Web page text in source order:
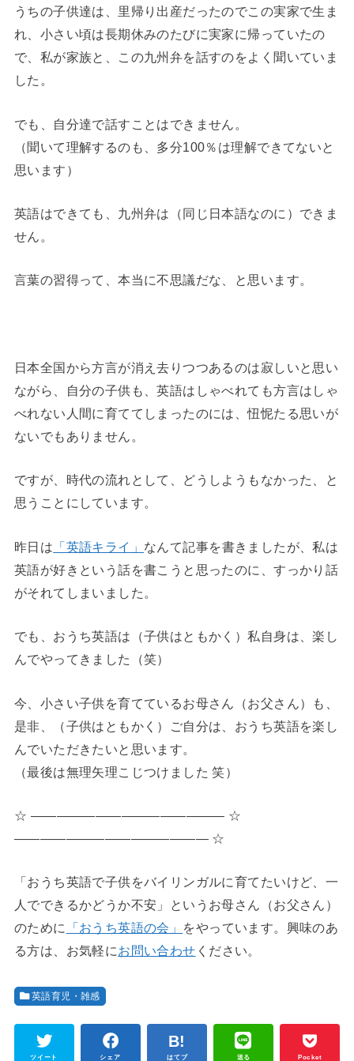
うちの子供達は、里帰り出産だったのでこの実家で生ま
れ、小さい頃は長期休みのたびに実家に帰っていたの
で、私が家族と、この九州弁を話すのをよく聞いていま
した。
でも、自分達で話すことはできません。
（聞いて理解するのも、多分100％は理解できてないと
思います）
英語はできても、九州弁は（同じ日本語なのに）できま
せん。
言葉の習得って、本当に不思議だな、と思います。
日本全国から方言が消え去りつつあるのは寂しいと思い
ながら、自分の子供も、英語はしゃべれても方言はしゃ
べれない人間に育ててしまったのには、忸怩たる思いが
ないでもありません。
ですが、時代の流れとして、どうしようもなかった、と
思うことにしています。
昨日は 「英語キライ」 なんて記事を書きましたが、私は
英語が好きという話を書こうと思ったのに、すっかり話
がそれてしまいました。
でも、おうち英語は（子供はともかく）私自身は、楽し
んでやってきました（笑）
今、小さい子供を育てているお母さん（お父さん）も、
是非、（子供はともかく）ご自分は、おうち英語を楽し
んでいただきたいと思います。
（最後は無理矢理こじつけました 笑）
☆ ――――――――――――――― ☆
――――――――――――――― ☆
「おうち英語で子供をバイリンガルに育てたいけど、一
人でできるかどうか不安」というお母さん（お父さん）
のために
「おうち英語の会」 をやっています。興味のあ
る方は、お気軽にお問い合わせ ください。
英語育児・雑感
ツイート シェア はてブ 送る Pocket